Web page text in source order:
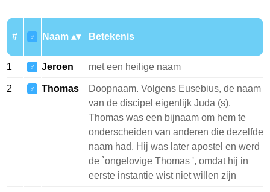
# ♂ Naam Betekenis
1 ♂ Jeroen met een heilige naam
2 ♂ Thomas
Doopnaam. Volgens Eusebius, de naam
van de discipel eigenlijk Juda (s).
Thomas was een bijnaam om hem te
onderscheiden van anderen die dezelfde
naam had. Hij was later apostel en werd
de `ongelovige Thomas ', omdat hij in
eerste instantie wist niet willen zijn